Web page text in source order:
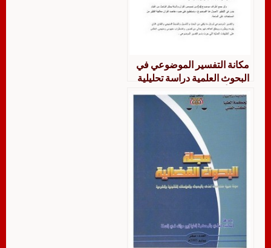
مكانة التفسير الموضوعي في
البحوث العلمية دراسة تحليلية
الشريعة والدراسات الإسلامية